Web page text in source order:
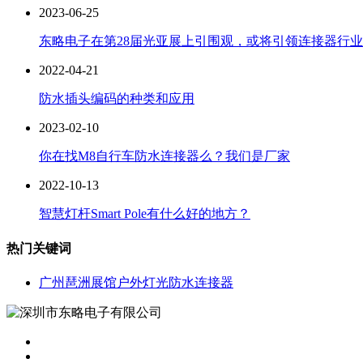
2023-06-25
东略电子在第28届光亚展上引围观，或将引领连接器行
2022-04-21
防水插头编码的种类和应用
2023-02-10
你在找M8自行车防水连接器么？我们是厂家
2022-10-13
智慧灯杆Smart Pole有什么好的地方？
热门关键词
广州琶洲展馆户外灯光防水连接器